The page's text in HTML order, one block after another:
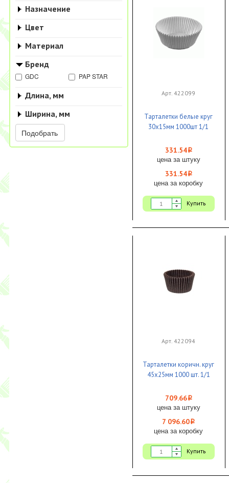
Назначение
Цвет
Материал
Бренд
GDC PAP STAR
Длина, мм
Ширина, мм
Подобрать
Арт. 422099
Тарталетки белые круг
30х15мм 1000шт 1/1
331.54i
цена за штуку
331.54i
цена за коробку
Купить
Арт. 422094
Тарталетки коричн. круг
45х25мм 1000 шт. 1/1
709.66i
цена за штуку
7 096.60i
цена за коробку
Купить